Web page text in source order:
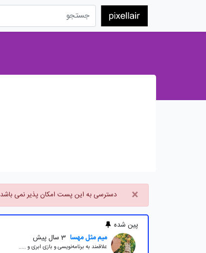
× دسترسی به این پست امکان پذیر نمی باشد
پین شده
میم مثل مهسا 3 سال پیش
علاقمند به برنامه‌نویسی و بازی ابری و .....